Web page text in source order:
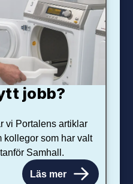
jobb?
vi Portalens artiklar
kollegor som har valt
Samhall.
Läs mer